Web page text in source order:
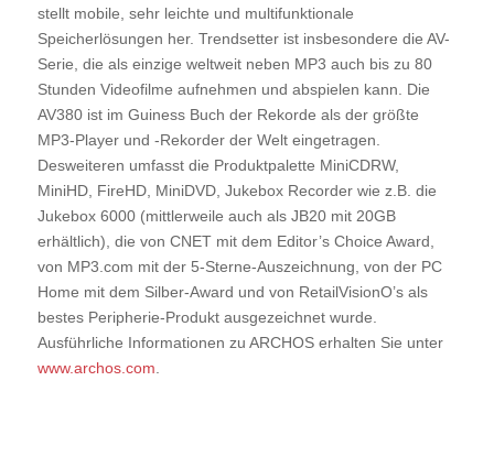
stellt mobile, sehr leichte und multifunktionale
Speicherlösungen her. Trendsetter ist insbesondere die AV-
Serie, die als einzige weltweit neben MP3 auch bis zu 80
Stunden Videofilme aufnehmen und abspielen kann. Die
AV380 ist im Guiness Buch der Rekorde als der größte
MP3-Player und -Rekorder der Welt eingetragen.
Desweiteren umfasst die Produktpalette MiniCDRW,
MiniHD, FireHD, MiniDVD, Jukebox Recorder wie z.B. die
Jukebox 6000 (mittlerweile auch als JB20 mit 20GB
erhältlich), die von CNET mit dem Editor’s Choice Award,
von MP3.com mit der 5-Sterne-Auszeichnung, von der PC
Home mit dem Silber-Award und von RetailVisionO’s als
bestes Peripherie-Produkt ausgezeichnet wurde.
Ausführliche Informationen zu ARCHOS erhalten Sie unter
www.archos.com.